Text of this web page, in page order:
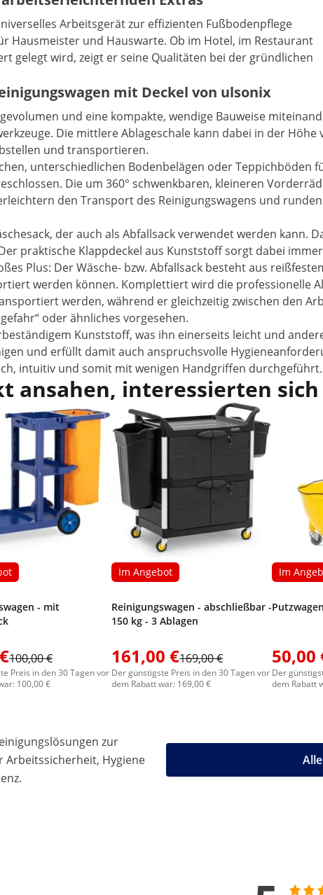
Arbeitsgerät zur effizienten Fußbodenpflege
Hausmeister und Hauswarte. Ob im Hotel, im Restaurant
gelegt wird, zeigt er seine Qualitäten bei der gründlichen
mit Deckel von ulsonix
und eine kompakte, wendige Bauweise
Die mittlere Ablageschale kann dabei in der
und transportieren.
unterschiedlichen Bodenbelägen oder Teppichböden
Die um 360° schwenkbaren, kleineren
den Transport des Reinigungswagens und
der auch als Abfallsack verwendet werden kann.
praktische Klappdeckel aus Kunststoff sorgt dabei
Plus: Der Wäsche- bzw. Abfallsack besteht aus
werden können. Komplettiert wird die professionelle
werden, während er gleichzeitig zwischen den
oder ähnliches vorgesehen.
Kunststoff, was ihn einerseits leicht und
und erfüllt damit auch anspruchsvolle
intuitiv und somit mit wenigen Handgriffen durchgeführt.
ansahen, interessierten
- mit
100,00 €
Preis in den 30 Tagen vor
100,00 €
Im Angebot
Reinigungswagen - abschließbar -
150 kg - 3 Ablagen
161,00 €169,00 €
Der günstigste Preis in den 30 Tagen vor
dem Rabatt war: 169,00 €
Im
50,00
Der
dem Rabatt
zur
Arbeitssicherheit, Hygiene